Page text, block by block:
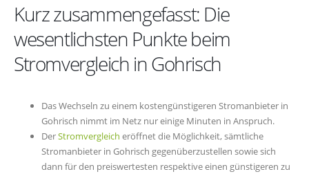
Kurz zusammengefasst: Die
wesentlichsten Punkte beim
Stromvergleich in Gohrisch
Das Wechseln zu einem kostengünstigeren Stromanbieter in
Gohrisch nimmt im Netz nur einige Minuten in Anspruch.
DerStromvergleich eröffnet die Möglichkeit, sämtliche
Stromanbieter in Gohrisch gegenüberzustellen sowie sich
dann für den preiswertesten respektive einen günstigeren zu